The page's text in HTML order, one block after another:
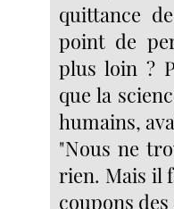
quittance
point de
plus loin ?
que la
humains,
"Nous ne
rien. Mais il
coupons